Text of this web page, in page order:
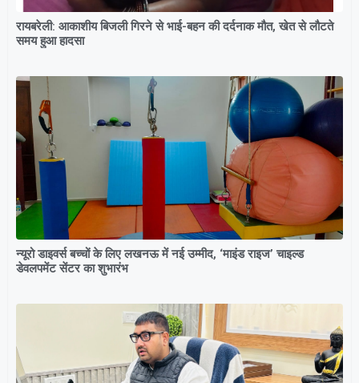
रायबरेली: आकाशीय बिजली गिरने से भाई-बहन की दर्दनाक मौत, खेत से लौटते
समय हुआ हादसा
न्यूरो डाइवर्स बच्चों के लिए लखनऊ में नई उम्मीद, ‘माइंड राइज’ चाइल्ड
डेवलपमेंट सेंटर का शुभारंभ